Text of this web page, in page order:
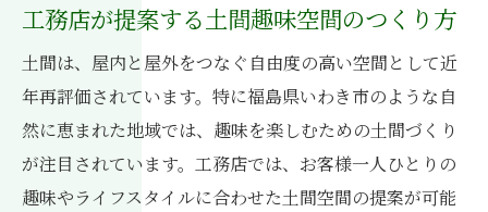
工務店が提案する土間趣味空間のつくり方
土間は、屋内と屋外をつなぐ自由度の高い空間として近
年再評価されています。特に福島県いわき市のような自
然に恵まれた地域では、趣味を楽しむための土間づくり
が注目されています。工務店では、お客様一人ひとりの
趣味やライフスタイルに合わせた土間空間の提案が可能